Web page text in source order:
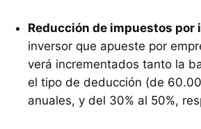
Reducción de impuestos por
inversor que apueste por
verá incrementados tanto la
el tipo de deducción (de
anuales, y del 30% al 50%,